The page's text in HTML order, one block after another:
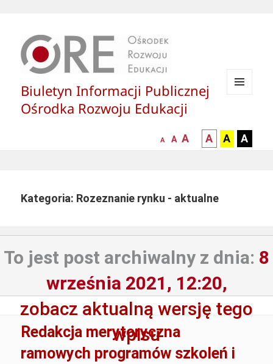
Biuletyn Informacji Publicznej
Ośrodka Rozwoju Edukacji
mniejsza
A
normalna
A
większa-
czcionka
A
kontrast
czarny
tle
A
kontrast
czarny
A
żółty
A
Kategoria: Rozeznanie rynku - aktualne
To jest post archiwalny z dnia: 8
września 2021, 12:20,
zobacz aktualną wersję tego
wpisu
Redakcja merytoryczna
ramowych programów szkoleń i